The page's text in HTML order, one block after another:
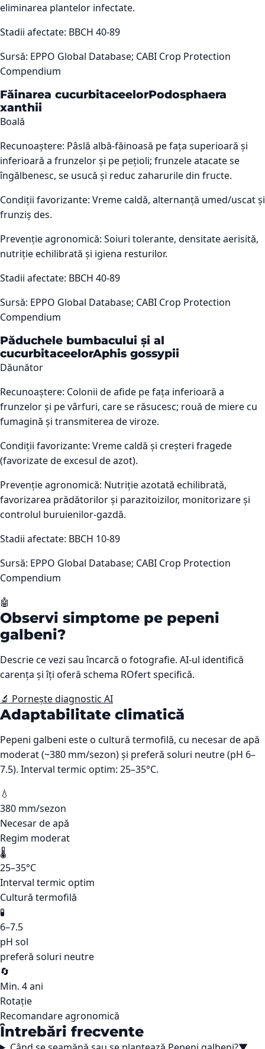
eliminarea plantelor infectate.
Stadii afectate: BBCH 40-89
Sursă: EPPO Global Database; CABI Crop Protection
Compendium
Făinarea cucurbitaceelorPodosphaera
xanthii
Boală
Recunoaștere: Pâslă albă-făinoasă pe fața superioară și
inferioară a frunzelor și pe pețioli; frunzele atacate se
îngălbenesc, se usucă și reduc zaharurile din fructe.
Condiții favorizante: Vreme caldă, alternanță umed/uscat și
frunziș des.
Prevenție agronomică: Soiuri tolerante, densitate aerisită,
nutriție echilibrată și igiena resturilor.
Stadii afectate: BBCH 40-89
Sursă: EPPO Global Database; CABI Crop Protection
Compendium
Păduchele bumbacului și al
cucurbitaceelorAphis gossypii
Dăunător
Recunoaștere: Colonii de afide pe fața inferioară a
frunzelor și pe vârfuri, care se răsucesc; rouă de miere cu
fumagină și transmiterea de viroze.
Condiții favorizante: Vreme caldă și creșteri fragede
(favorizate de excesul de azot).
Prevenție agronomică: Nutriție azotată echilibrată,
favorizarea prădătorilor și parazitoizilor, monitorizare și
controlul buruienilor-gazdă.
Stadii afectate: BBCH 10-89
Sursă: EPPO Global Database; CABI Crop Protection
Compendium
🤖
Observi simptome pe pepeni
galbeni?
Descrie ce vezi sau încarcă o fotografie. AI-ul identifică
carența și îți oferă schema ROfert specifică.
🔬 Pornește diagnostic AI
Adaptabilitate climatică
Pepeni galbeni este o cultură termofilă, cu necesar de apă
moderat (~380 mm/sezon) și preferă soluri neutre (pH 6–
7.5). Interval termic optim: 25–35°C.
💧
380 mm/sezon
Necesar de apă
Regim moderat
🌡️
25–35°C
Interval termic optim
Cultură termofilă
🧪
6–7.5
pH sol
preferă soluri neutre
🔄
Min. 4 ani
Rotație
Recomandare agronomică
Întrebări frecvente